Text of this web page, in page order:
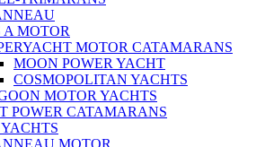
A MOTOR
MOTOR CATAMARANS
MOON POWER YACHT
COSMOPOLITAN YACHTS
MOTOR YACHTS
POWER CATAMARANS
MOTOR